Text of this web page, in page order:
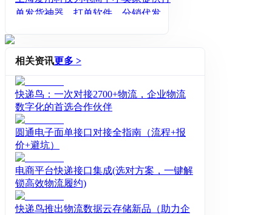
单发货神器、打单软件、分销代发工
库存管理、商品管理、店铺管理、分
易、爱用商品、代发助手王、爱用管
店以及爱用交易多店版等产品，支持
淘宝天猫、京东、拼多多、抖音、快
手等多个主流电商平台，已为300万商
家提供服务。
相关资讯更多 >
快递鸟：一次对接2700+物流，企业物流
数字化的首选合作伙伴
圆通电子面单接口对接全指南（流程+报
价+避坑）
电商平台快递接口集成(选对方案，一键解
锁高效物流履约)
快递鸟推出物流数据云存储新品（助力企